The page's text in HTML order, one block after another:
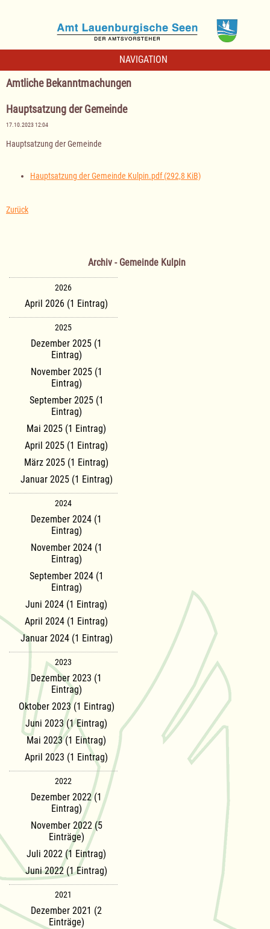
NAVIGATION
Amtliche Bekanntmachungen
Hauptsatzung der Gemeinde
17.10.2023 12:04
Hauptsatzung der Gemeinde
Hauptsatzung der Gemeinde Kulpin.pdf(292,8 KiB)
Zurück
Archiv - Gemeinde Kulpin
2026
April 2026 (1 Eintrag)
2025
Dezember 2025 (1
Eintrag)
November 2025 (1
Eintrag)
September 2025 (1
Eintrag)
Mai 2025 (1 Eintrag)
April 2025 (1 Eintrag)
März 2025 (1 Eintrag)
Januar 2025 (1 Eintrag)
2024
Dezember 2024 (1
Eintrag)
November 2024 (1
Eintrag)
September 2024 (1
Eintrag)
Juni 2024 (1 Eintrag)
April 2024 (1 Eintrag)
Januar 2024 (1 Eintrag)
2023
Dezember 2023 (1
Eintrag)
Oktober 2023 (1 Eintrag)
Juni 2023 (1 Eintrag)
Mai 2023 (1 Eintrag)
April 2023 (1 Eintrag)
2022
Dezember 2022 (1
Eintrag)
November 2022 (5
Einträge)
Juli 2022 (1 Eintrag)
Juni 2022 (1 Eintrag)
2021
Dezember 2021 (2
Einträge)